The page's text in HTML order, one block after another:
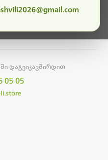
დაგვიკავშირდით
05 05